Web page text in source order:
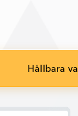
Hållbara val